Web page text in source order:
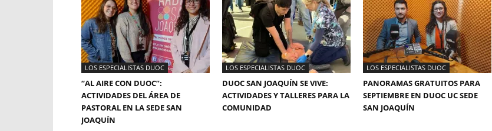
LOS ESPECIALISTAS DUOC
“AL AIRE CON DUOC”:
ACTIVIDADES DEL ÁREA DE
PASTORAL EN LA SEDE SAN
JOAQUÍN
LOS ESPECIALISTAS DUOC
DUOC SAN JOAQUÍN SE VIVE:
ACTIVIDADES Y TALLERES PARA LA
COMUNIDAD
LOS ESPECIALISTAS DUOC
PANORAMAS GRATUITOS PARA
SEPTIEMBRE EN DUOC UC SEDE
SAN JOAQUÍN